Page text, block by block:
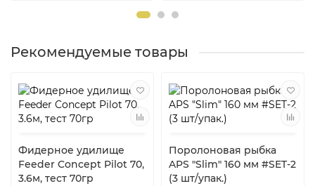
Рекомендуемые товары
Фидерное удилище
Feeder Concept Pilot 70,
3.6м, тест 70гр
Поролоновая рыбка
APS "Slim" 160 мм #SET-2
(3 шт/упак.)